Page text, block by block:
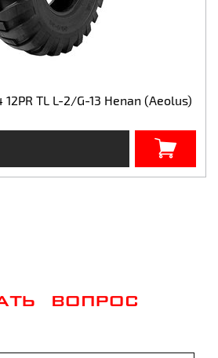
TL L-2/G-13 Henan (Aeolus)
ВОПРОС